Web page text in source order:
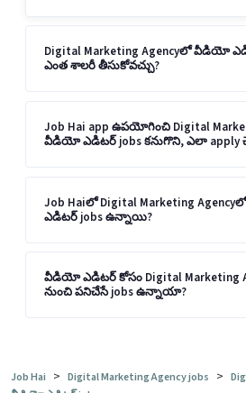
Digital Marketing Agencyలో వీడియో
ఎంత శాలరీ తీసుకోవచ్చు?
Job Hai app ఉపయోగించి Digital
వీడియో ఎడిటర్ jobs కనుగొని, ఎలా
Job Haiలో Digital Marketing
ఎడిటర్ jobs ఉన్నాయి?
వీడియో ఎడిటర్ కోసం Digital Marketing
నుంచి పనిచేసే jobs ఉన్నాయా?
Job Hai > Digital Marketing Agency jobs >